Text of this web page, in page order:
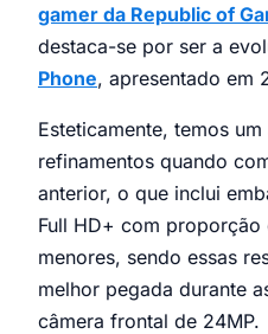
gamer da Republic of
destaca-se por ser a
Phone, apresentado em
Esteticamente, temos
refinamentos quando
anterior, o que inclui
Full HD+ com
menores, sendo essas
melhor pegada durante
câmera frontal de 24MP.